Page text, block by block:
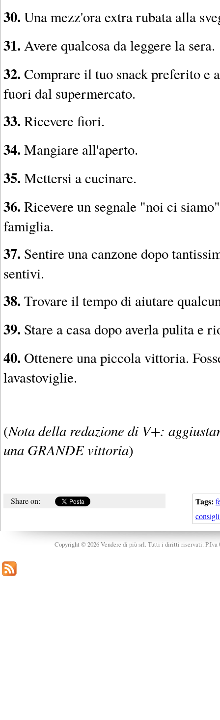
30. Una mezz'ora extra rubata alla
31. Avere qualcosa da leggere la sera.
32. Comprare il tuo snack preferito e
fuori dal supermercato.
33. Ricevere fiori.
34. Mangiare all'aperto.
35. Mettersi a cucinare.
36. Ricevere un segnale "noi ci
famiglia.
37. Sentire una canzone dopo
sentivi.
38. Trovare il tempo di aiutare
39. Stare a casa dopo averla pulita e
40. Ottenere una piccola vittoria.
lavastoviglie.
(Nota della redazione di V+:
una GRANDE vittoria)
Tags:
Share on:
Copyright © 2026 Vendere di più srl. Tutti i diritti riservati. P.Iva